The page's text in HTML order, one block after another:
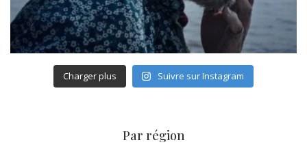
Charger plus Suivre sur Instagram
Par région